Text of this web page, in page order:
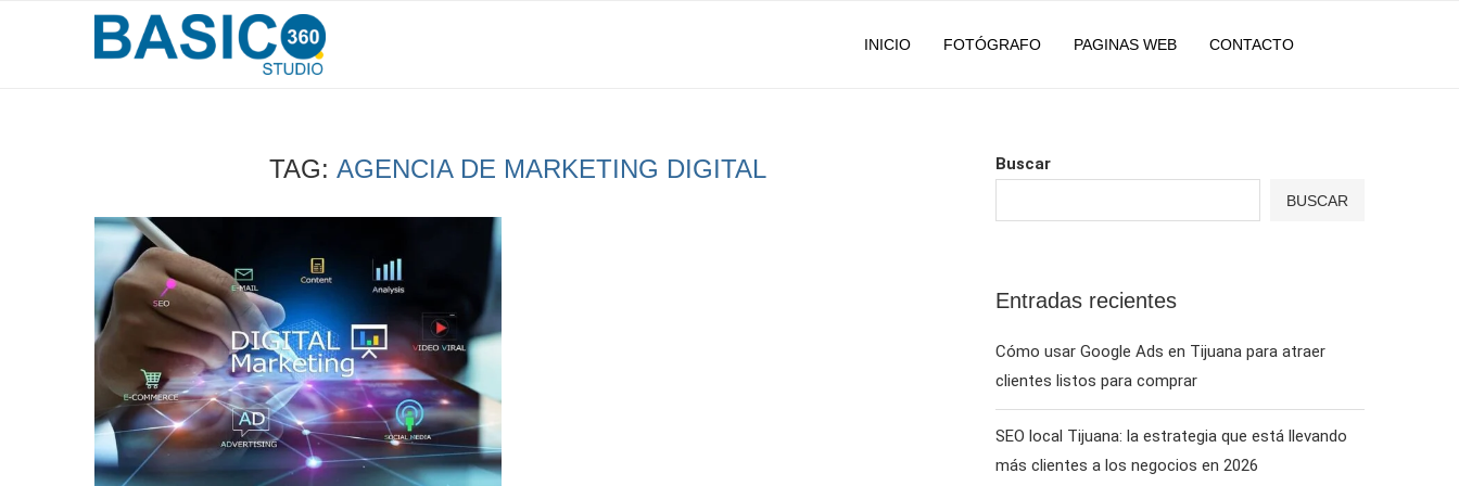
INICIO FOTÓGRAFO PAGINAS WEB CONTACTO
TAG: AGENCIA DE MARKETING DIGITAL Buscar
BUSCAR
Entradas recientes
Cómo usar Google Ads en Tijuana para atraer
clientes listos para comprar
SEO local Tijuana: la estrategia que está llevando
más clientes a los negocios en 2026